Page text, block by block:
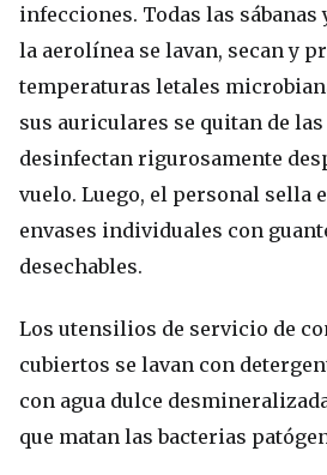
infecciones. Todas las sábanas
la aerolínea se lavan, secan y
temperaturas letales
sus auriculares se quitan de las
desinfectan rigurosamente
vuelo. Luego, el personal sella
envases individuales con
desechables.
Los utensilios de servicio de
cubiertos se lavan con
con agua dulce
que matan las bacterias